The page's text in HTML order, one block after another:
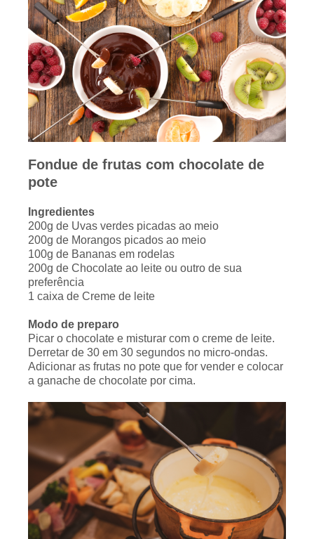
Fondue de frutas com chocolate de
pote
Ingredientes
200g de Uvas verdes picadas ao meio
200g de Morangos picados ao meio
100g de Bananas em rodelas
200g de Chocolate ao leite ou outro de sua
preferência
1 caixa de Creme de leite
Modo de preparo
Picar o chocolate e misturar com o creme de leite.
Derretar de 30 em 30 segundos no micro-ondas.
Adicionar as frutas no pote que for vender e colocar
a ganache de chocolate por cima.